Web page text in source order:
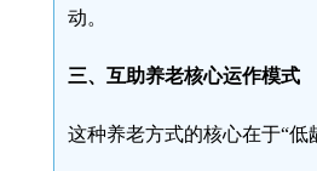
动。
三、互助养老核心运作模式
这种养老方式的核心在于“低